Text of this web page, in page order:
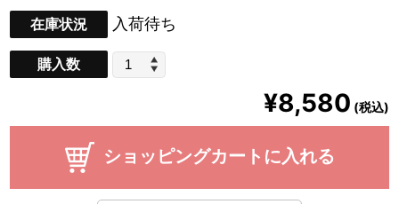
在庫状況 入荷待ち
購入数
¥8,580 (税込)
ショッピングカートに入れる